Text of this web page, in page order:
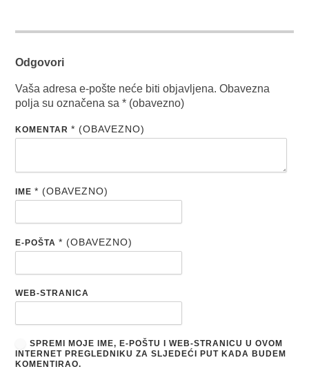
Odgovori
Vaša adresa e-pošte neće biti objavljena. Obavezna
polja su označena sa* (obavezno)
KOMENTAR* (OBAVEZNO)
IME* (OBAVEZNO)
E-POŠTA* (OBAVEZNO)
WEB-STRANICA
SPREMI MOJE IME, E-POŠTU I WEB-STRANICU U OVOM
INTERNET PREGLEDNIKU ZA SLJEDEĆI PUT KADA BUDEM
KOMENTIRAO.